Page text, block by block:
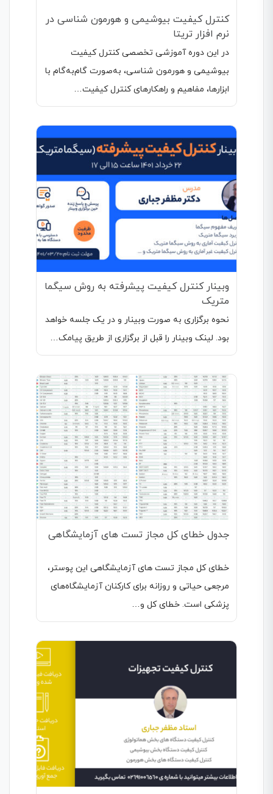
کنترل کیفیت بیوشیمی و هورمون شناسی در
نرم افزار تریتا
در این دوره آموزشی تخصصی کنترل کیفیت
بیوشیمی و هورمون شناسی، به‌صورت گام‌به‌گام با
ابزارها، مفاهیم و راهکارهای کنترل کیفیت…
وبینار کنترل کیفیت پیشرفته به روش سیگما
متریک
نحوه برگزاری به صورت وبینار و در یک جلسه خواهد
بود. لینک وبینار را قبل از برگزاری از طریق پیامک…
جدول خطای کل مجاز تست های آزمایشگاهی
خطای کل مجاز تست های آزمایشگاهی این پوستر،
مرجعی حیاتی و روزانه برای کارکنان آزمایشگاه‌های
پزشکی است. خطای کل و…